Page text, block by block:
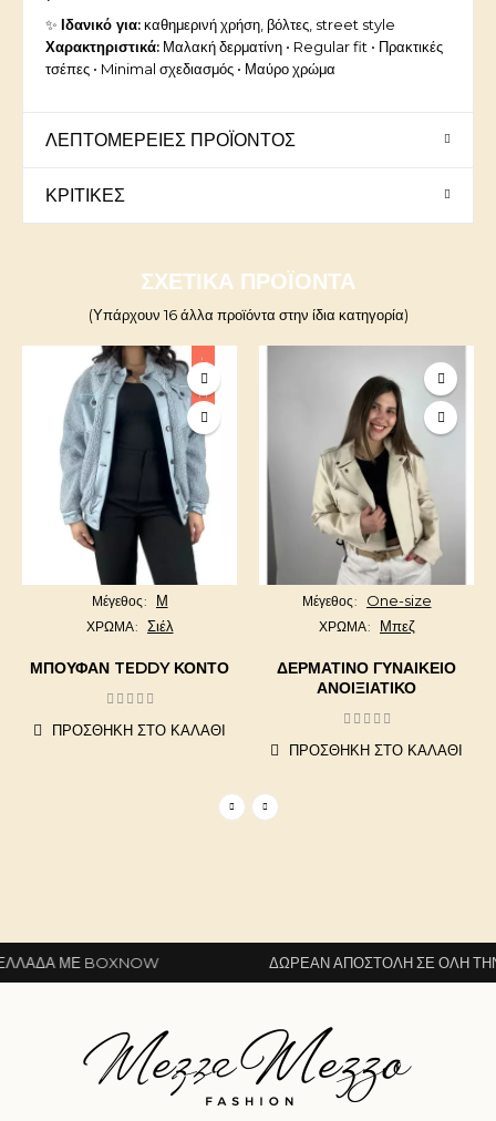
✨ Ιδανικό για:καθημερινή χρήση, βόλτες, street style
Χαρακτηριστικά: Μαλακή δερματίνη • Regular fit • Πρακτικές
τσέπες • Minimal σχεδιασμός • Μαύρο χρώμα
ΛΕΠΤΟΜΈΡΕΙΕΣ ΠΡΟΪΌΝΤΟΣ
ΚΡΙΤΙΚΈΣ
ΣΧΕΤΙΚΆ ΠΡΟΪΌΝΤΑ
(Υπάρχουν 16 άλλα προϊόντα στην ίδια κατηγορία)
-15,00 €
Μέγεθος Μ
ΧΡΩΜΑ Σιέλ
ΜΠΟΥΦΆΝ TEDDY ΚΟΝΤΌ
ΠΡΟΣΘΉΚΗ ΣΤΟ ΚΑΛΆΘΙ
Μέγεθος One-size
ΧΡΩΜΑ Μπεζ
ΔΕΡΜΑΤΙΝΟ ΓΥΝΑΙΚΕΊΟ
ΑΝΟΙΞΙΆΤΙΚΟ
ΠΡΟΣΘΉΚΗ ΣΤΟ ΚΑΛΆΘΙ
ΜΕ BOXNOW ΔΩΡΕΆΝ ΑΠΟΣΤΟΛΉ ΣΕ ΌΛΗ ΤΗΝ